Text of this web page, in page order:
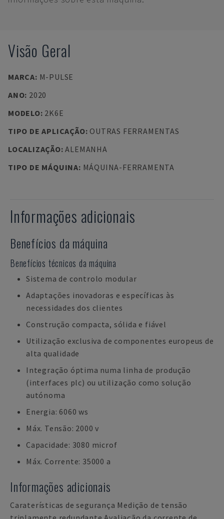
Visão Geral
MARCA: M-PULSE
ANO: 2020
MODELO: 2K6E
TIPO DE APLICAÇÃO: OUTRAS FERRAMENTAS
LOCALIZAÇÃO:ALEMANHA
TIPO DE MÁQUINA: MÁQUINA-FERRAMENTA
Informações adicionais
Benefícios da máquina
Benefícios técnicos da máquina
Sistema de controlo modular
Adaptações inovadoras e específicas às
necessidades dos clientes
Construção compacta, sólida e fiável
Utilização exclusiva de componentes europeus de
alta qualidade
Integração óptima numa linha de produção
(interfaces plc) ou utilização como solução
autónoma
Energia: 6060 ws
Máx. Tensão: 2000 v
Capacidade: 3080 microf
Máx. Corrente: 35000 a
Informações adicionais
Caraterísticas de segurança Medição de tensão